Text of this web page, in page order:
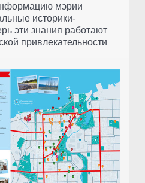
мэрии
историки-
эти знания работают
привлекательности